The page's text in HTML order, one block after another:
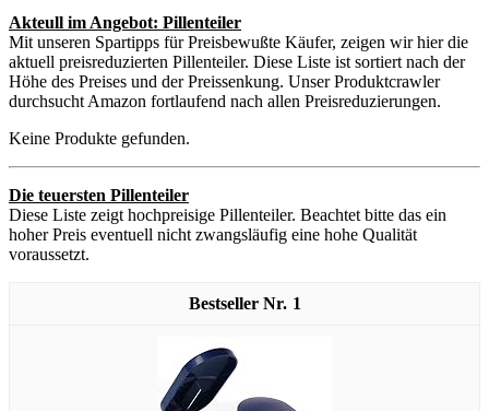
Akteull im Angebot: Pillenteiler
Mit unseren Spartipps für Preisbewußte Käufer, zeigen wir hier die
aktuell preisreduzierten Pillenteiler. Diese Liste ist sortiert nach der
Höhe des Preises und der Preissenkung. Unser Produktcrawler
durchsucht Amazon fortlaufend nach allen Preisreduzierungen.
Keine Produkte gefunden.
Die teuersten Pillenteiler
Diese Liste zeigt hochpreisige Pillenteiler. Beachtet bitte das ein
hoher Preis eventuell nicht zwangsläufig eine hohe Qualität
voraussetzt.
1